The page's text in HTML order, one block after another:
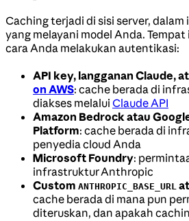
Caching terjadi di sisi server,
yang melayani model Anda.
cara Anda melakukan autentikasi:
API key, langganan Claude,
on AWS: cache berada di
diakses melalui Claude API
Amazon Bedrock atau
Platform: cache berada di
penyedia cloud Anda
Microsoft Foundry:
infrastruktur Anthropic
Custom ANTHROPIC_BASE_URL
cache berada di mana pun
diteruskan, dan apakah